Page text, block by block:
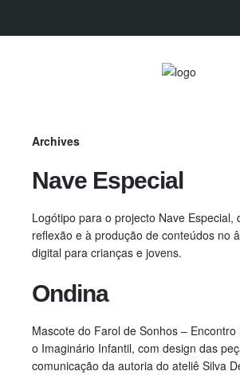
Archives
Nave Especial
Logótipo para o projecto Nave Especial,
reflexão e à produção de conteúdos no
digital para crianças e jovens.
Ondina
Mascote do Farol de Sonhos –
o Imaginário Infantil, com design das
comunicação da autoria do ateliê Silva